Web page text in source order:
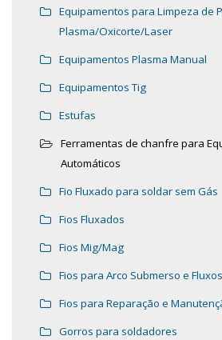
Equipamentos para Limpeza de
Plasma/Oxicorte/Laser
Equipamentos Plasma Manual
Equipamentos Tig
Estufas
Ferramentas de chanfre para
Automáticos
Fio Fluxado para soldar sem Gás
Fios Fluxados
Fios Mig/Mag
Fios para Arco Submerso e Fluxos
Fios para Reparação e
Gorros para soldadores